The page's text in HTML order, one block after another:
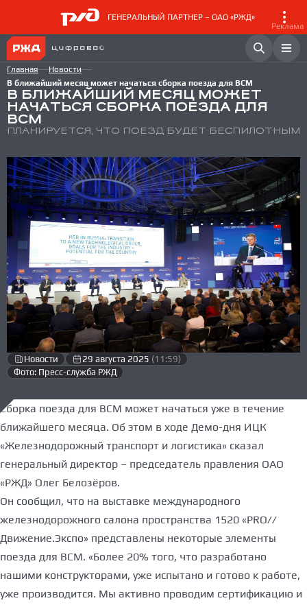
ГЕНЕРАЛЬНЫЙ ПАРТНЕР – ОАО «РЖД»
Реклама
Главная
Новости
В ближайший месяц может начаться сборка поезда для ВСМ
В БЛИЖАЙШИЙ МЕСЯЦ МОЖЕТ
НАЧАТЬСЯ СБОРКА ПОЕЗДА ДЛЯ
ВСМ
ПЛАНИРУЕТСЯ, ЧТО ПОЕЗД БУДЕТ БЕСПИЛОТНЫМ
Новости 29 августа 2025 (11:59)
Фото: Пресс-служба РЖД
Сборка поезда для ВСМ может начаться уже в течение
ближайшего месяца. Об этом в ходе Демо-дня ИЦК
«Железнодорожный транспорт и логистика» сказал
генеральный директор – председатель правления ОАО
«РЖД» Олег Белозёров.
Он сообщил, что на выставке международного
железнодорожного салона пространства 1520 «PRO//
Движение.Экспо» представлены некоторые элементы
поезда для ВСМ. «Более 20% того, что разработано
нашими конструкторами, уже испытано и готово к работе,
уже производится. Мы активно проводим сертификацию и